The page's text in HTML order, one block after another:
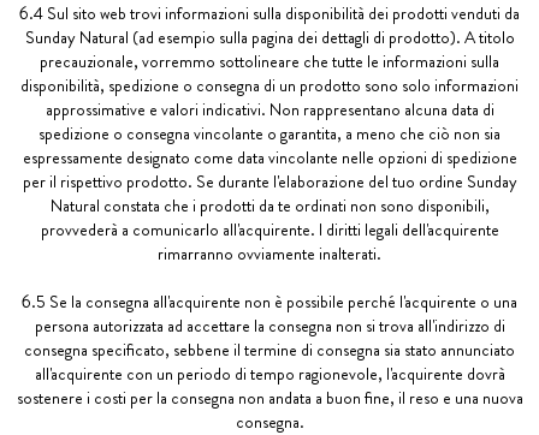
6.4 Sul sito web trovi informazioni sulla disponibilità dei prodotti venduti da
Sunday Natural (ad esempio sulla pagina dei dettagli di prodotto). A titolo
precauzionale, vorremmo sottolineare che tutte le informazioni sulla
disponibilità, spedizione o consegna di un prodotto sono solo informazioni
approssimative e valori indicativi. Non rappresentano alcuna data di
spedizione o consegna vincolante o garantita, a meno che ciò non sia
espressamente designato come data vincolante nelle opzioni di spedizione
per il rispettivo prodotto. Se durante l'elaborazione del tuo ordine Sunday
Natural constata che i prodotti da te ordinati non sono disponibili,
provvederà a comunicarlo all'acquirente. I diritti legali dell'acquirente
rimarranno ovviamente inalterati.
6.5 Se la consegna all'acquirente non è possibile perché l'acquirente o una
persona autorizzata ad accettare la consegna non si trova all'indirizzo di
consegna specificato, sebbene il termine di consegna sia stato annunciato
all'acquirente con un periodo di tempo ragionevole, l'acquirente dovrà
sostenere i costi per la consegna non andata a buon fine, il reso e una nuova
consegna.